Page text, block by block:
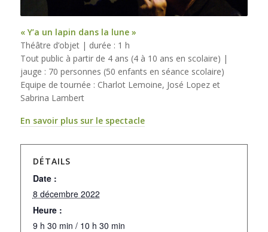
« Y’a un lapin dans la lune »
Théâtre d’objet | durée : 1 h
Tout public à partir de 4 ans (4 à 10 ans en scolaire) |
jauge : 70 personnes (50 enfants en séance scolaire)
Equipe de tournée : Charlot Lemoine, José Lopez et
Sabrina Lambert
En savoir plus sur le spectacle
DÉTAILS
Date :
8 décembre 2022
Heure :
9 h 30 min / 10 h 30 min